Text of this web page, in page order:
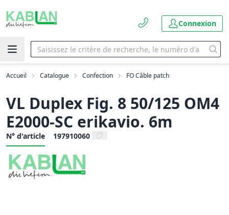
Connexion
Accueil Catalogue Confection FO Câble patch
VL Duplex Fig. 8 50/125 OM4
E2000-SC erikavio. 6m
N° d'article 197910060